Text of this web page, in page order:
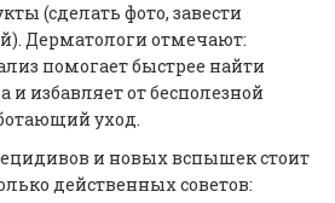
(сделать фото, завести
Дерматологи отмечают:
помогает быстрее найти
и избавляет от бесполезной
уход.
и новых вспышек стоит
действенных советов: